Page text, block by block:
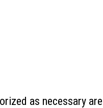
as necessary are